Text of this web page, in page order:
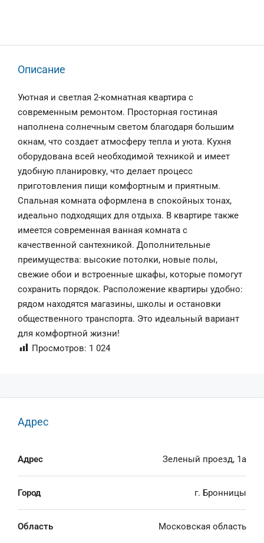
Описание
Уютная и светлая 2-комнатная квартира с
современным ремонтом. Просторная гостиная
наполнена солнечным светом благодаря большим
окнам, что создает атмосферу тепла и уюта. Кухня
оборудована всей необходимой техникой и имеет
удобную планировку, что делает процесс
приготовления пищи комфортным и приятным.
Спальная комната оформлена в спокойных тонах,
идеально подходящих для отдыха. В квартире также
имеется современная ванная комната с
качественной сантехникой. Дополнительные
преимущества: высокие потолки, новые полы,
свежие обои и встроенные шкафы, которые помогут
сохранить порядок. Расположение квартиры удобно:
рядом находятся магазины, школы и остановки
общественного транспорта. Это идеальный вариант
для комфортной жизни!
Просмотров: 1 024
Адрес
Адрес Зеленый проезд, 1а
Город г. Бронницы
Область Московская область